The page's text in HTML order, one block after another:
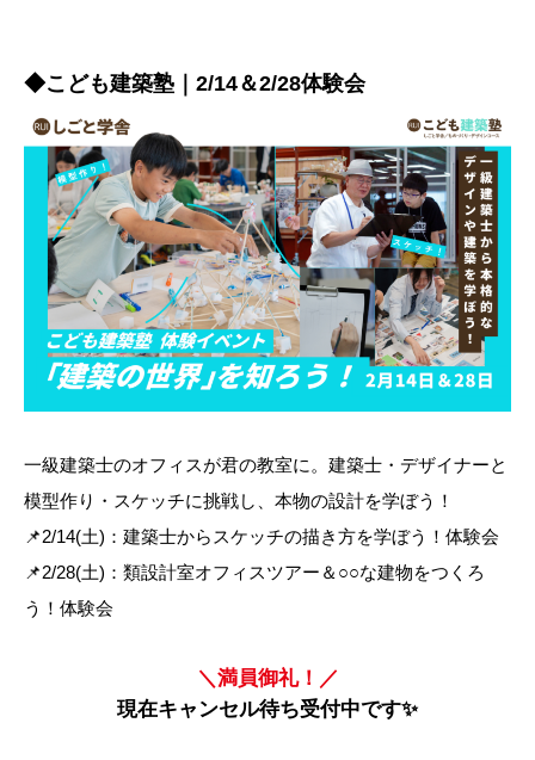
◆こども建築塾｜2/14＆2/28体験会
一級建築士のオフィスが君の教室に。建築士・デザイナーと
模型作り・スケッチに挑戦し、本物の設計を学ぼう！
📌2/14(土)：建築士からスケッチの描き方を学ぼう！体験会
📌2/28(土)：類設計室オフィスツアー＆○○な建物をつくろ
う！体験会
＼満員御礼！／
現在キャンセル待ち受付中です✨